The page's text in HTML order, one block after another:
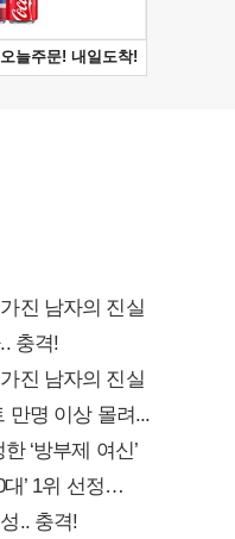
진 남자의 진실
충격!
진 남자의 진실
만명 이상 몰려...
‘방부제 여신’
대’ 1위 선정…
.. 충격!